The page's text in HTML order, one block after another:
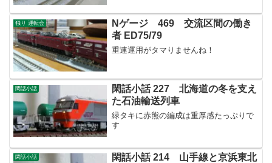
独り 運転会
Nゲージ 469 交流区間の働き
者 ED75/79
重連運用がタマりませんね！
閑話小話
閑話小話 227 北海道の冬を支え
た石油輸送列車
緑タキに赤熊の編成は重厚感たっぷりで
す
閑話小話
閑話小話 214 山手線と京浜東北